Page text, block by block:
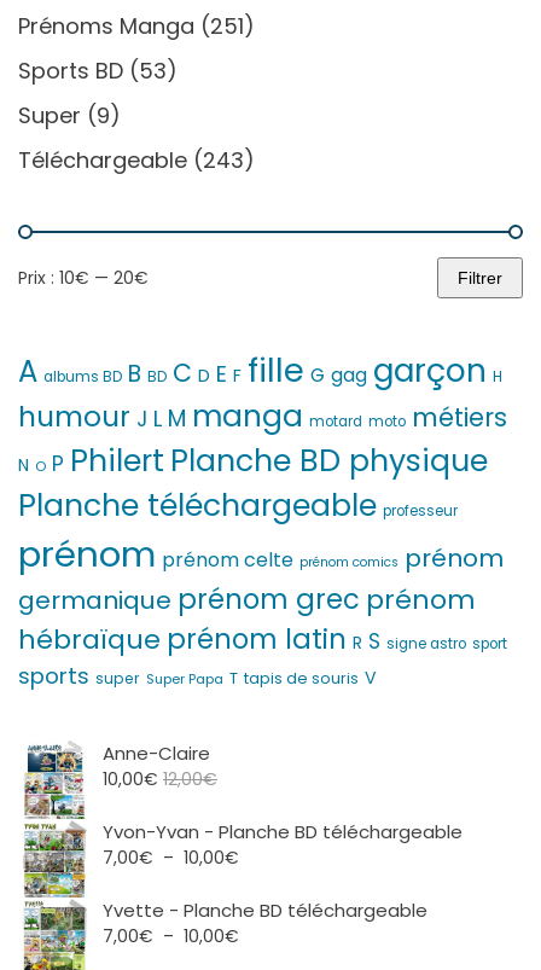
Prénoms Manga (251)
Sports BD (53)
Super (9)
Téléchargeable (243)
Prix
Prix
Filtrer
Prix : 10€ — 20€
A albums BD B BD C D E F fille G gag garçon H
humour J L M manga motard moto métiers
N O P Philert Planche BD physique
Planche téléchargeable professeur
prénom prénom celte prénom comics prénom
germanique prénom grec prénom
hébraïque prénom latin R S signe astro sport
sports super Super Papa T tapis de souris V
Anne-Claire
10,00€ 12,00€
Yvon-Yvan - Planche BD téléchargeable
7,00€ – 10,00€
prix :
Yvette - Planche BD téléchargeable
7,00€ – 10,00€